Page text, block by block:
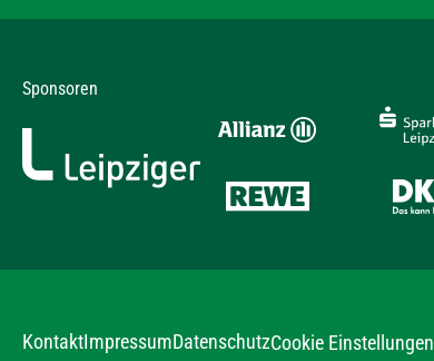
Sponsoren
KontaktImpressumDatenschutzCookie Einstellungen